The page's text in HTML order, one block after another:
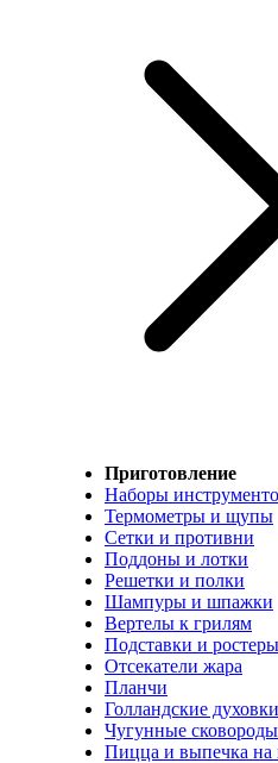
Приготовление
Наборы
Термометры и щупы
Сетки и противни
Поддоны и лотки
Решетки и полки
Шампуры и шпажки
Вертелы к грилям
Подставки и ростеры
Отсекатели жара
Планчи
Голландские
Чугунные
Пицца и выпечка на